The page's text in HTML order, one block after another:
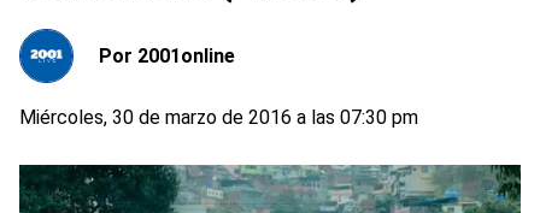
Por 2001online
Miércoles, 30 de marzo de 2016 a las 07:30 pm